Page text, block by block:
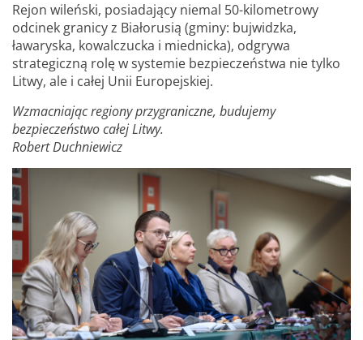
Rejon wileński, posiadający niemal 50-kilometrowy
odcinek granicy z Białorusią (gminy: bujwidzka,
ławaryska, kowalczucka i miednicka), odgrywa
strategiczną rolę w systemie bezpieczeństwa nie tylko
Litwy, ale i całej Unii Europejskiej.
Wzmacniając regiony przygraniczne, budujemy
bezpieczeństwo całej Litwy.
Robert Duchniewicz